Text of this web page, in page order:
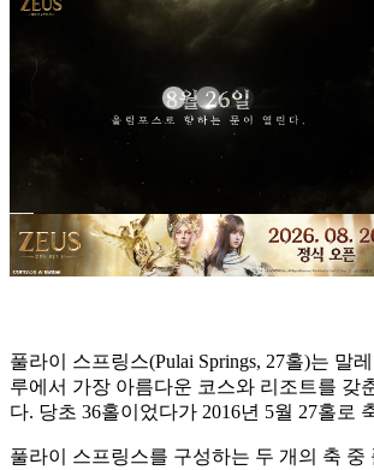
풀라이 스프링스(Pulai Springs, 27홀)는 말
루에서 가장 아름다운 코스와 리조트를 갖
다. 당초 36홀이었다가 2016년 5월 27홀로
풀라이 스프링스를 구성하는 두 개의 축 중